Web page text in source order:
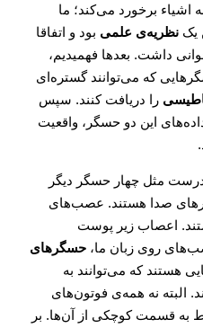
برخورد می‌کند؛ ما
یکنظریه‌ی علمی بود و اتفاقا
داشت. بعدها فهمیدیم،
که می‌توانند گستره‌ای
را دریافت کنند. سپس
این دو حسگر، واقعیت
مثل چهار حسگر دیگر
صدا هستند. عصب‌های
اعصاب زیر پوست
روی زبان ما،حسگرهای
هستند که می‌توانند به
البته نه همه‌ی فوتون‌های
به قسمت کوچکی از آن‌ها. بر